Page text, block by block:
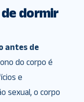
dormir
antes de
do corpo é
e
sexual, o corpo